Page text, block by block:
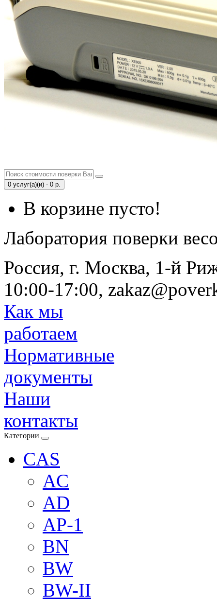
0 услуг(а)(и) - 0 р.
В корзине пусто!
Лаборатория поверки
Россия, г. Москва, 1-й
10:00-17:00,
Как мы
работаем
Нормативные
документы
Наши
контакты
Категории
CAS
AC
AD
AP-1
BN
BW
BW-II